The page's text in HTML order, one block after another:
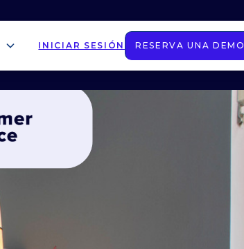
INICIAR SESIÓN RESERVA UNA DEMO